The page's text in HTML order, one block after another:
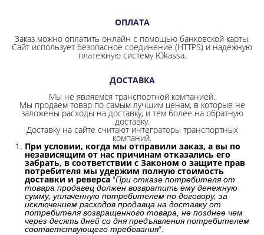
ОПЛАТА
Заказ можно оплатить онлайн с помощью банковской карты.
Сайт использует безопасное соединение (HTTPS) и надежную
платежную систему Юkassa.
ДОСТАВКА
Мы не являемся транспортной компанией.
Мы продаем товар по самым лучшим ценам, в которые не
заложены расходы на доставку, и тем более на обратную
доставку.
Доставку на сайте считают интеграторы транспортных
компаний.
При условии, когда мы отправили заказ, а вы по
независящим от нас причинам отказались его
забрать, в соответствии с Законом о защите прав
потребителя мы удержим полную стоимость
доставки и реверса "При отказе потребителя от
товара продавец должен возвратить ему денежную
сумму, уплаченную потребителем по договору, за
исключением расходов продавца на доставку от
потребителя возвращенного товара, не позднее чем
через десять дней со дня предъявления потребителем
соответствующего требования".